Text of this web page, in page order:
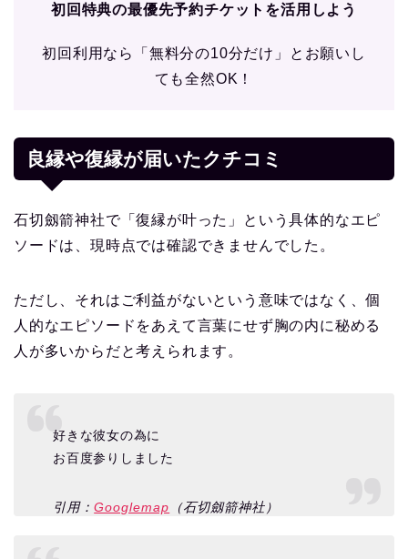
初回特典の最優先予約チケットを活用しよう
初回利用なら「無料分の10分だけ」とお願いし
ても全然OK！
良縁や復縁が届いたクチコミ
石切劔箭神社で「復縁が叶った」という具体的なエピ
ソードは、現時点では確認できませんでした。
ただし、それはご利益がないという意味ではなく、個
人的なエピソードをあえて言葉にせず胸の内に秘める
人が多いからだと考えられます。
好きな彼女の為に
お百度参りしました
引用：Googlemap （石切劔箭神社）